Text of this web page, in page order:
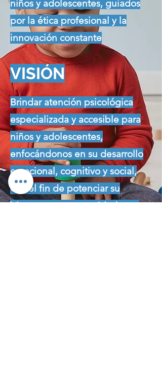
niños y adolescentes, guiados
por la ética profesional y la
innovación constante
VISIÓN
Brindar atención psicológica
especializada y accesible para
niños y adolescentes,
enfocándonos en su desarrollo
emocional, cognitivo y social,
con el fin de potenciar su
bienestar y su capacidad para